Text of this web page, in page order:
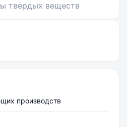
твердых веществ
производств